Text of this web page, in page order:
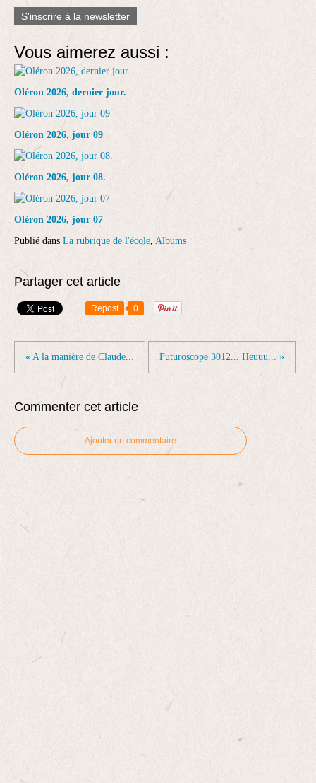
S'inscrire à la newsletter
Vous aimerez aussi :
Oléron 2026, dernier jour.
Oléron 2026, jour 09
Oléron 2026, jour 08.
Oléron 2026, jour 07
Publié dans La rubrique de l'école, Albums
Partager cet article
Repost 0
« A la manière de Claude... Futuroscope 3012... Heuuu... »
Commenter cet article
Ajouter un commentaire